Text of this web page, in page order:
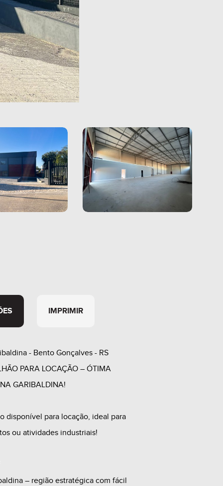
IMPRIMIR
- Bento Gonçalves - RS
PARA LOCAÇÃO – ÓTIMA
GARIBALDINA!
disponível para locação, ideal para
ou atividades industriais!
– região estratégica com fácil